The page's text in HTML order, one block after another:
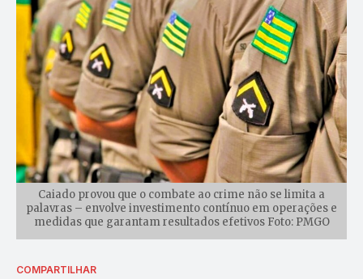
Caiado provou que o combate ao crime não se limita a
palavras – envolve investimento contínuo em operações e
medidas que garantam resultados efetivos Foto: PMGO
COMPARTILHAR